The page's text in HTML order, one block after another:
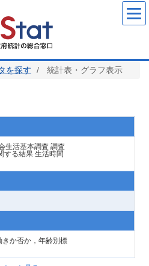
を探す 統計表・グラフ表示
生活基本調査 調査
する結果 生活時間
か否か，年齢別標